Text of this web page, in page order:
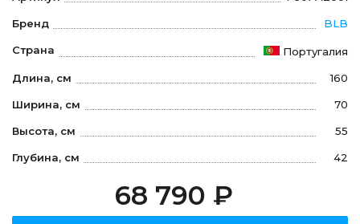
Бренд BLB
Страна Португалия
Длина, см 160
Ширина, см 70
Высота, см 55
Глубина, см 42
68 790 ₽